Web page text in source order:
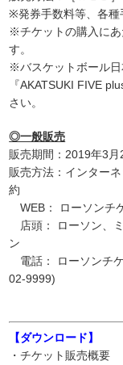
※発券手数料等、各種
※チケットの購入に
す。
※バスケットボール日
『AKATSUKI FIVE
さい。
◎一般販売
販売期間：2019年3
販売方法：インター
約
WEB： ローソンチ
店頭： ローソン、
ン
電話： ローソンチ
02-9999)
【ダウンロード】
・チケット販売概要